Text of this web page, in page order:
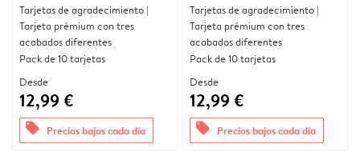
Tarjetas de agradecimiento |
Tarjeta prémium con tres
acabados diferentes
Pack de 10 tarjetas
Desde
12,99 €
offers Precios bajos cada día
Tarjetas de agradecimiento |
Tarjeta prémium con tres
acabados diferentes
Pack de 10 tarjetas
Desde
12,99 €
offers Precios bajos cada día